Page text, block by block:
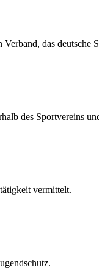
das deutsche
des Sportvereins
vermittelt.